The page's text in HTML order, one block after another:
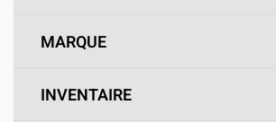
MARQUE
INVENTAIRE